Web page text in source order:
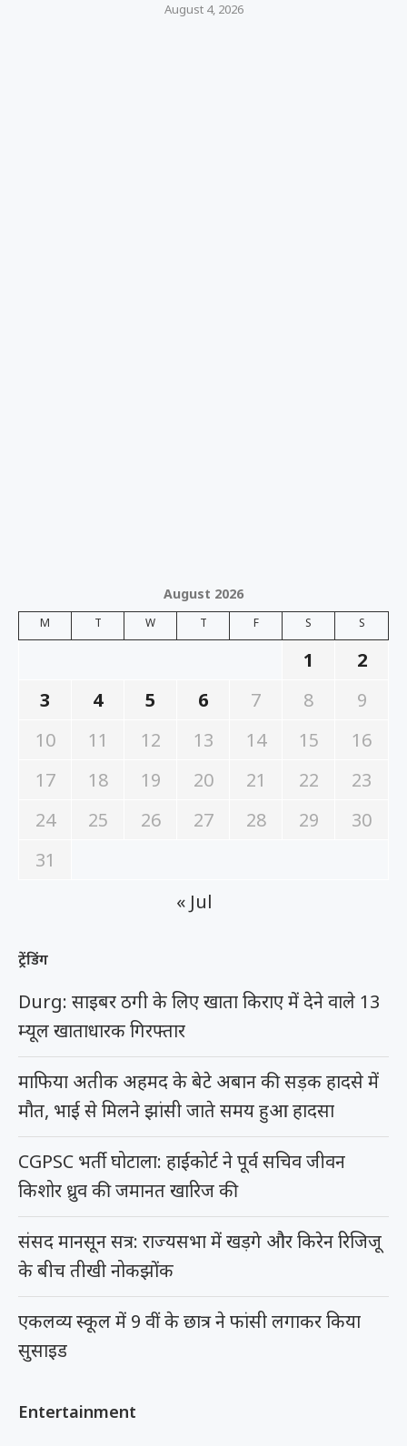
August 4, 2026
August 2026
M T W T F S S
1
2
3
4 5 6 7 8
9
10
11 12 13 14 15
16
17
18 19 20 21 22
23
24
25 26 27 28 29
30
31
« Jul
ट्रेंडिंग
Durg: साइबर ठगी के लिए खाता किराए में देने वाले 13
म्यूल खाताधारक गिरफ्तार
माफिया अतीक अहमद के बेटे अबान की सड़क हादसे में
मौत, भाई से मिलने झांसी जाते समय हुआ हादसा
CGPSC भर्ती घोटाला: हाईकोर्ट ने पूर्व सचिव जीवन
किशोर ध्रुव की जमानत खारिज की
संसद मानसून सत्र: राज्यसभा में खड़गे और किरेन रिजिजू
के बीच तीखी नोकझोंक
एकलव्य स्कूल में 9 वीं के छात्र ने फांसी लगाकर किया
सुसाइड
Entertainment